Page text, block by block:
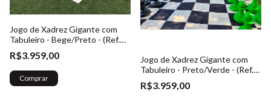
Jogo de Xadrez Gigante com
Tabuleiro - Bege/Preto - (Ref.
023)
R$3.959,00
Comprar
Jogo de Xadrez Gigante com
Tabuleiro - Preto/Verde - (Ref.
023)
R$3.959,00